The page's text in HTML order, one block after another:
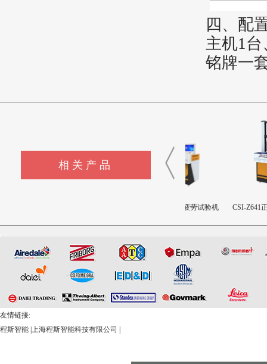
四、 配
主机1
铭牌一
相关产品
CSI-Z641正畸基托聚合
测试仪
友情链接:
程斯智能 上海程斯智能科技有限公司